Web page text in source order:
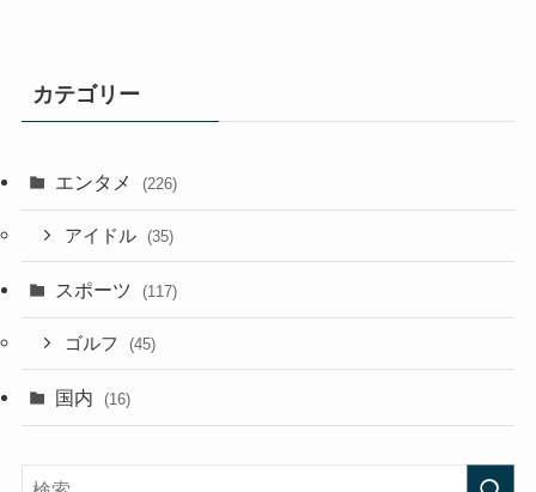
カテゴリー
エンタメ (226)
アイドル (35)
スポーツ (117)
ゴルフ (45)
国内 (16)